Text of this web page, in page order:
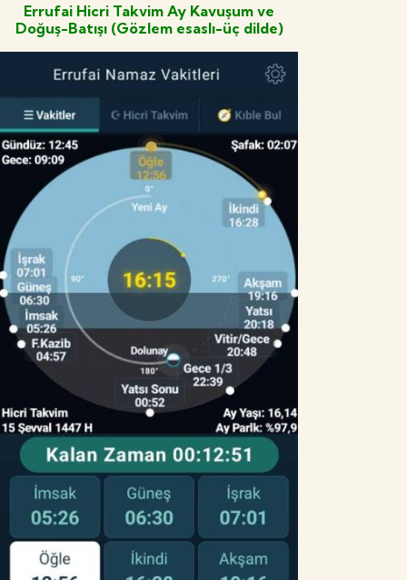
Errufai Hicri Takvim Ay Kavuşum ve
Doğuş-Batışı (Gözlem esaslı-üç dilde)